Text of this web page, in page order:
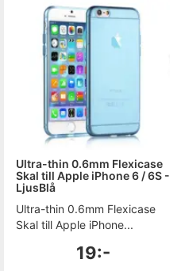
Ultra-thin 0.6mm Flexicase
Skal till Apple iPhone 6 / 6S -
LjusBlå
Ultra-thin 0.6mm Flexicase
Skal till Apple iPhone...
19:-